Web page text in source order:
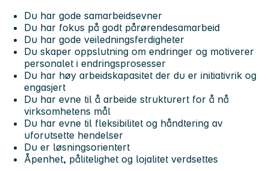
Du har gode samarbeidsevner
Du har fokus på godt pårørendesamarbeid
Du har gode veiledningsferdigheter
Du skaper oppslutning om endringer og motiverer
personalet i endringsprosesser
Du har høy arbeidskapasitet der du er initiativrik og
engasjert
Du har evne til å arbeide strukturert for å nå
virksomhetens mål
Du har evne til fleksibilitet og håndtering av
uforutsette hendelser
Du er løsningsorientert
Åpenhet, pålitelighet og lojalitet verdsettes